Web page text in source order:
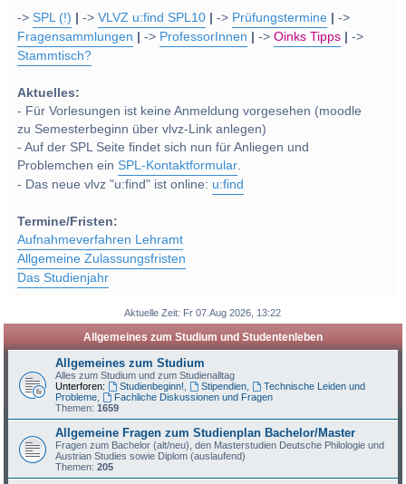
->SPL (!) ->VLVZ u:find SPL10 -> Prüfungstermine
->
Fragensammlungen
-> ProfessorInnen ->Oinks Tipps
->
Stammtisch?
Aktuelles:
- Für Vorlesungen ist keine Anmeldung vorgesehen (moodle
zu Semesterbeginn über vlvz-Link anlegen)
- Auf der SPL Seite findet sich nun für Anliegen und
Problemchen einSPL-Kontaktformular.
- Das neue vlvz "u:find" ist online: u:find
Termine/Fristen:
Aufnahmeverfahren Lehramt
Allgemeine Zulassungsfristen
Das Studienjahr
Aktuelle Zeit: Fr 07.Aug 2026, 13:22
Allgemeines zum Studium und Studentenleben
Allgemeines zum Studium
Alles zum Studium und zum Studienalltag
Unterforen:
Studienbeginn! Stipendien
Technische Leiden und
Probleme
Fachliche Diskussionen und Fragen
Themen:1659
Allgemeine Fragen zum Studienplan Bachelor/Master
Fragen zum Bachelor (alt/neu), den Masterstudien Deutsche Philologie und
Austrian Studies sowie Diplom (auslaufend)
Themen:205